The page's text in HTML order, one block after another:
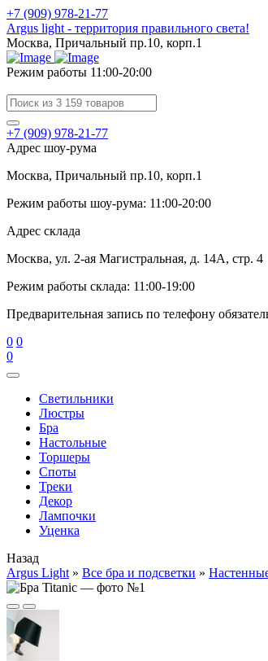
+7 (909) 978-21-77
Argus light - территория правильного света!
Москва, Причальный пр.10, корп.1
Режим работы 11:00-20:00
+7 (909) 978-21-77
Адрес шоу-рума
Москва, Причальный пр.10, корп.1
Режим работы шоу-рума: 11:00-20:00
Адрес склада
Москва, ул. 2-ая Магистральная, д. 14А, стр. 4
Режим работы склада: 11:00-19:00
Предварительная запись по телефону
0 0
0
Cветильники
Люстры
Бра
Настольные
Торшеры
Споты
Треки
Декор
Лампочки
Уценка
Назад
Argus Light » Все бра и подсветки »